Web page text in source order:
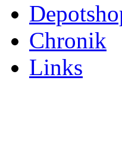
Chronik
Links